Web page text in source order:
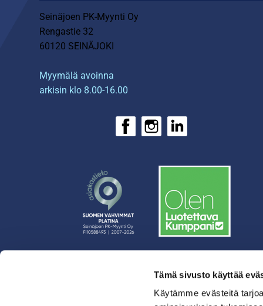
Tämä sivusto käyttää
Käytämme evästeitä
Seinäjoen PK-Myynti Oy
Rengastie 32
60120 SEINÄJOKI
Myymälä avoinna
arkisin klo 8.00-16.00